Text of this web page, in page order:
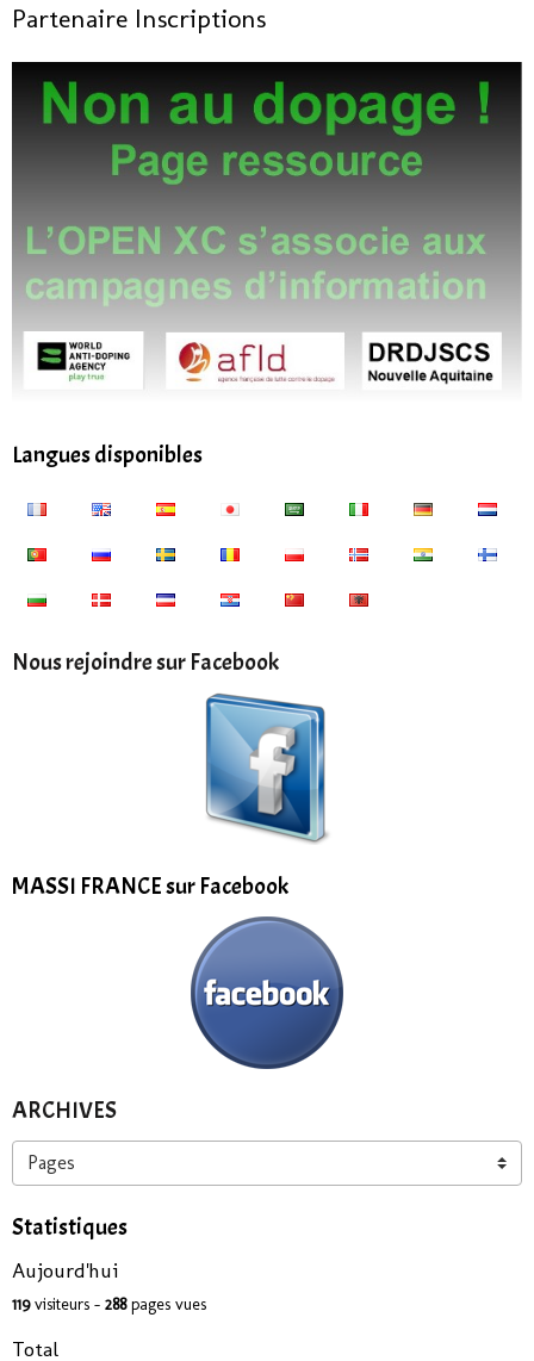
Partenaire Inscriptions
Langues disponibles
Nous rejoindre sur Facebook
MASSI FRANCE sur Facebook
ARCHIVES
Statistiques
Aujourd'hui
119visiteurs - 288pages vues
Total